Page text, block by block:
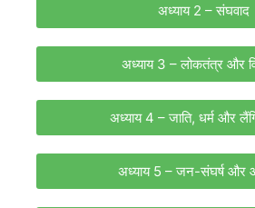
अध्याय 2 – संघवाद
अध्याय 3 – लोकतंत्र और
अध्याय 4 – जाति, धर्म और
अध्याय 5 – जन-संघर्ष और